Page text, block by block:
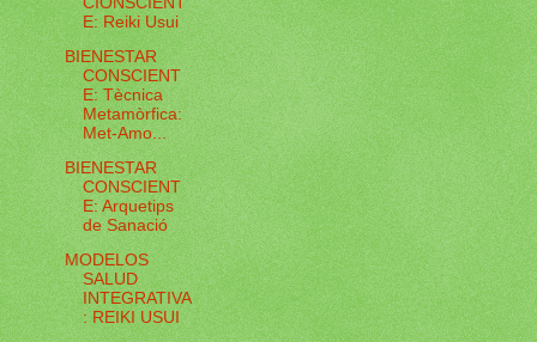
E: Reiki Usui
BIENESTAR
CONSCIENT
E: Tècnica
Metamòrfica:
Met-Amo...
BIENESTAR
CONSCIENT
E: Arquetips
de Sanació
MODELOS
SALUD
INTEGRATIVA
: REIKI USUI